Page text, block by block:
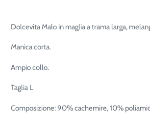
Dolcevita Malo in maglia a trama larga,
Manica corta.
Ampio collo.
Taglia L
Composizione: 90% cachemire, 10%